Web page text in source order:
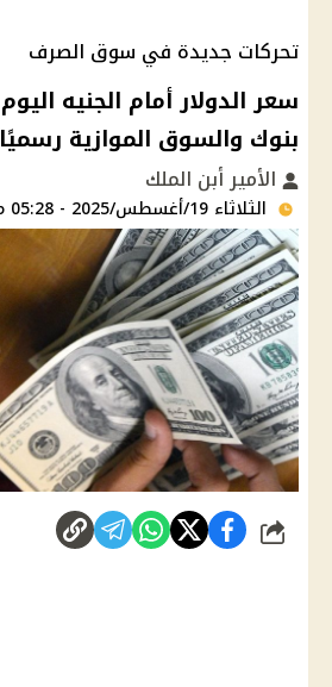
تحركات جديدة في سوق الصرف
بنوك والسوق الموازية رسميًا
الأمير أبن الملك
الثلاثاء 19/أغسطس/2025 - 05:28 م
شارك